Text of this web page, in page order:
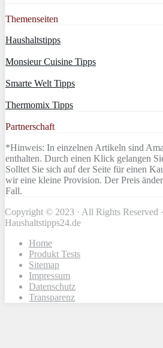
Themenseiten
Haushaltstipps
Monsieur Cuisine Tipps
Smarte Welt Tipps
Thermomix Tipps
Partnerschaft
*Hinweis: In einzelnen Artikeln sind
enthalten. Durch einen Klick gelangen
Solltet Sie sich auf der Seite für einen
wir eine kleine Provision. Der Preis
Fall.
Copyright © 2023 · All Rights Reserved
Haushaltstipps24.de
Home
Produkt Tests
Sitemap
Impressum
Datenschutz
Transparenz